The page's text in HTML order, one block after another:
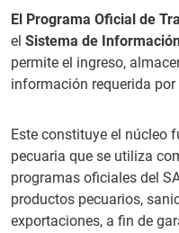
El Programa Oficial de
el Sistema de
permite el ingreso,
información requerida
Este constituye el núcleo
pecuaria que se utiliza
programas oficiales del
productos pecuarios,
exportaciones, a fin de